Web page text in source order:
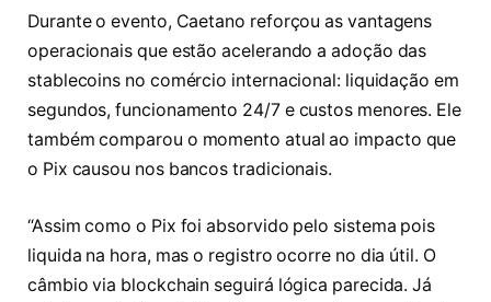
Durante o evento, Caetano reforçou as vantagens
operacionais que estão acelerando a adoção das
stablecoins no comércio internacional: liquidação em
segundos, funcionamento 24/7 e custos menores. Ele
também comparou o momento atual ao impacto que
o Pix causou nos bancos tradicionais.
“Assim como o Pix foi absorvido pelo sistema pois
liquida na hora, mas o registro ocorre no dia útil. O
câmbio via blockchain seguirá lógica parecida. Já